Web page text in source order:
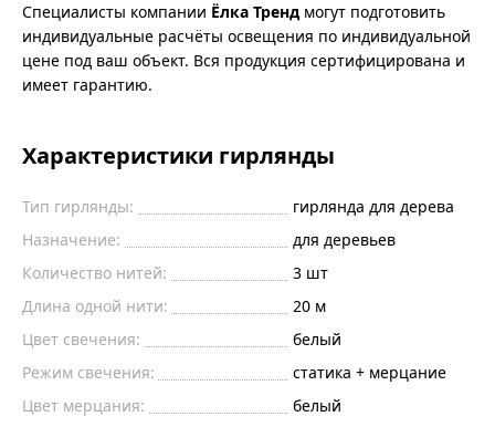
Специалисты компании Ёлка Трендмогут подготовить
индивидуальные расчёты освещения по индивидуальной
цене под ваш объект. Вся продукция сертифицирована и
имеет гарантию.
Характеристики гирлянды
Тип гирлянды:
гирлянда для дерева
Назначение:
для деревьев
Количество нитей:
3 шт
Длина одной нити:
20 м
Цвет свечения:
белый
Режим свечения:
статика + мерцание
Цвет мерцания:
белый